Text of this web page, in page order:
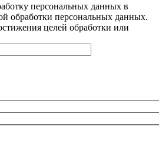
персональных данных в
обработки персональных данных.
целей обработки или